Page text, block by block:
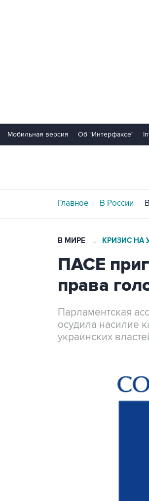
Мобильная версия Об "Интерфаксе"
Главное В России
В МИРЕ → КРИЗИС НА
ПАСЕ
права
Парламентская
осудила насилие
украинских